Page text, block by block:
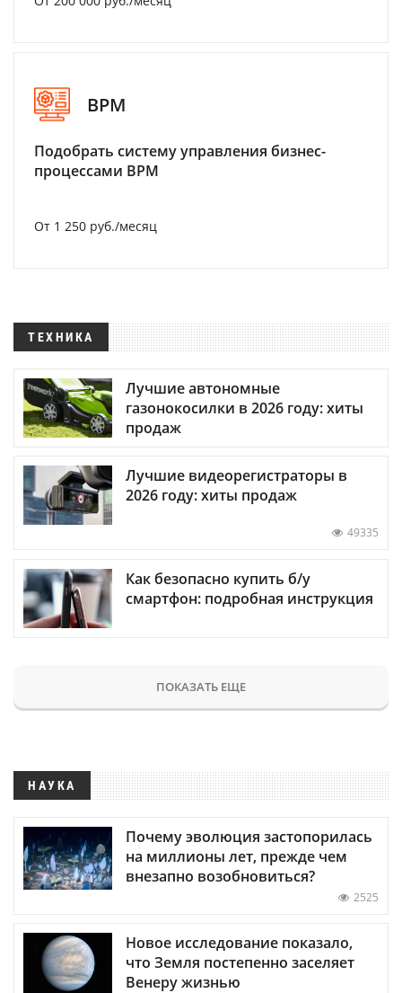
BPM
Подобрать систему управления бизнес-
процессами BPM
От 1 250 руб./месяц
ТЕХНИКА
Лучшие автономные
газонокосилки в 2026 году: хиты
продаж
Лучшие видеорегистраторы в
2026 году: хиты продаж
49335
Как безопасно купить б/у
смартфон: подробная инструкция
ПОКАЗАТЬ ЕЩЕ
НАУКА
Почему эволюция застопорилась
на миллионы лет, прежде чем
внезапно возобновиться?
2525
Новое исследование показало,
что Земля постепенно заселяет
Венеру жизнью